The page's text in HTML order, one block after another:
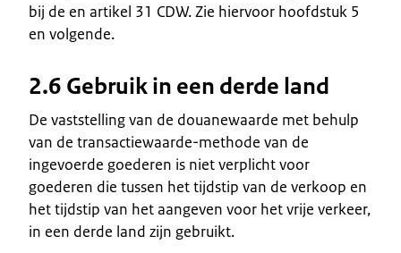
bij de en artikel 31 CDW. Zie hiervoor hoofdstuk 5
en volgende.
2.6 Gebruik in een derde land
De vaststelling van de douanewaarde met behulp
van de transactiewaarde-methode van de
ingevoerde goederen is niet verplicht voor
goederen die tussen het tijdstip van de verkoop en
het tijdstip van het aangeven voor het vrije verkeer,
in een derde land zijn gebruikt.